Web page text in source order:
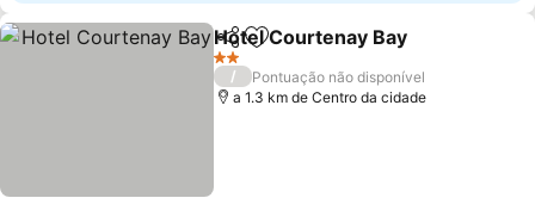
PartilharAdicionar aos favoritos
Hotel Courtenay Bay
2 Estrelas
/
Pontuação não disponível
a 1.3 km de Centro da cidade